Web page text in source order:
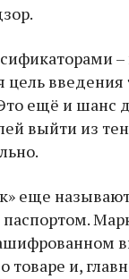
–
цель введения
ещё и шанс
выйти из
еще
и,